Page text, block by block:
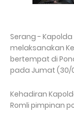
Serang - Kapolda
melaksanakan
bertempat di
pada Jumat (30/
Kehadiran
Romli pimpinan